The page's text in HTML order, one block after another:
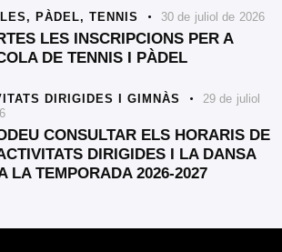
PÀDEL, TENNIS 30 de juliol de 2026
LES INSCRIPCIONS PER A
DE TENNIS I PÀDEL
DIRIGIDES I GIMNÀS
29 de juliol
CONSULTAR ELS HORARIS DE
DIRIGIDES I LA DANSA
LA TEMPORADA 2026-2027